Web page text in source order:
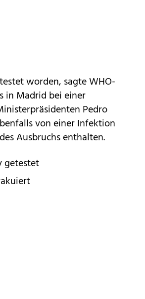
worden, sagte WHO-
in Madrid bei einer
Pedro
von einer Infektion
Ausbruchs enthalten.
getestet